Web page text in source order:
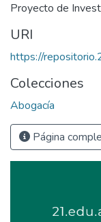
Proyecto de
URI
https://
Colecciones
Abogacía
Página